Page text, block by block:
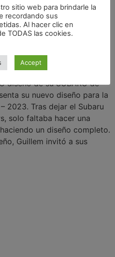
diseño de su SUBARU de
su nuevo diseño para la
2023. Tras dejar el Subaru
solo faltaba hacer una
un diseño completo.
Guillem invitó a sus
sitio web para brindarle la
recordando sus
Al hacer clic en
TODAS las cookies.
Accept